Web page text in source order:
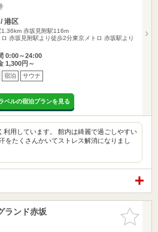
港区
1.36km 赤坂見附駅116m
赤坂見附駅より徒歩2分東京メトロ 赤坂駅より
0:00～24:00
1,300円～
宿泊 サウナ
ベルの宿泊プランを見る
利用しています。 館内は綺麗で過ごしやすい
をたくさんかいてストレス解消になりまし
お気に入
りに追加
ランド赤坂